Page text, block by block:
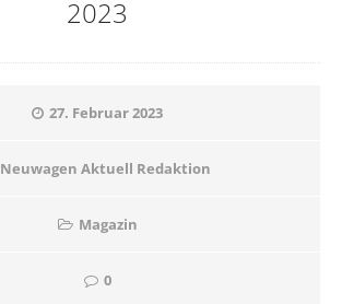
2023
27. Februar 2023
Neuwagen Aktuell Redaktion
Magazin
0